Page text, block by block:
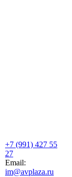
+7 (991) 427 55
27
Email:
im@avplaza.ru